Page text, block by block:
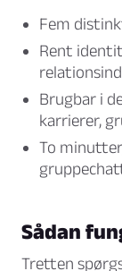
Fem
Rent
Brugbar i
karrierer,
To
Sådan
Tretten